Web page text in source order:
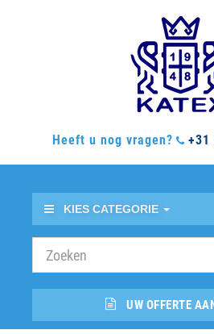
Heeft u nog vragen? +31
KIES CATEGORIE
UW OFFERTE